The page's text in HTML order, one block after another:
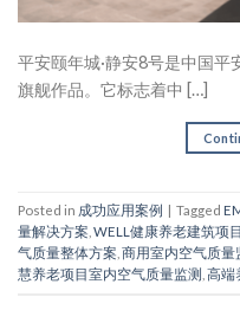
平安颐年城·静安8号是中国平
旗舰作品。它标志着中 […]
Posted in 成功应用案例 | Tagged
量解决方案 WELL健康养老建筑项目
气质量整体方案 商用室内空气质量
慧养老项目室内空气质量监测 高端